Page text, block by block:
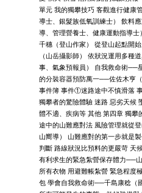
單元 我的獨攀技巧 客觀進行健康
導士、銀髮族低氧訓練士） 飲料
導、管理營養士、健康運動指導
千穗（登山作家） 從登山起點開
（山岳攝影師） 依狀況運用多種
事、氣象預報員） 自我救命術──
的分裝容器預防萬一──佐佐木亨
事件簿 事件①迷路途中不慎滑落
獨攀者的驚險體驗 迷路 惡劣天候
體不適、疾病等 其他 第四章 獨攀
途中的山難應對法 風險管理就從
山嚮導） 山難應對的第一步就是
判斷 路線狀況比預料的更嚴苛 天
有利求生的緊急紮營保存體力──
所有衣物 用避難帳紮營 緊急程度
包 學會自我救命術──千島康稔（